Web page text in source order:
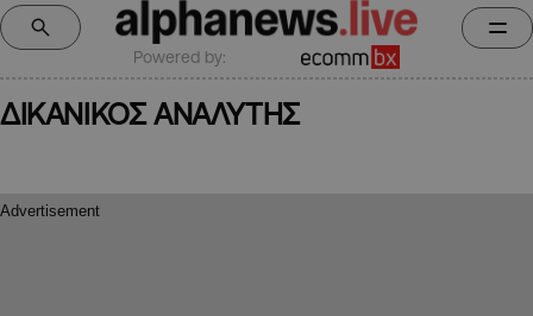
Powered by:
ΔΙΚΑΝΙΚΟΣ ΑΝΑΛΥΤΗΣ